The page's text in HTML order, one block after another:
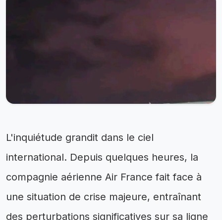
L'inquiétude grandit dans le ciel
international. Depuis quelques heures, la
compagnie aérienne Air France fait face à
une situation de crise majeure, entraînant
des perturbations significatives sur sa ligne